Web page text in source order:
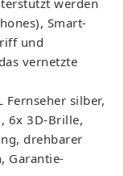
Smart-
und
vernetzte
Fernseher silber,
6x 3D-Brille,
drehbarer
Garantie-